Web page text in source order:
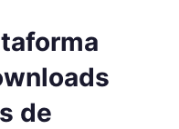
de